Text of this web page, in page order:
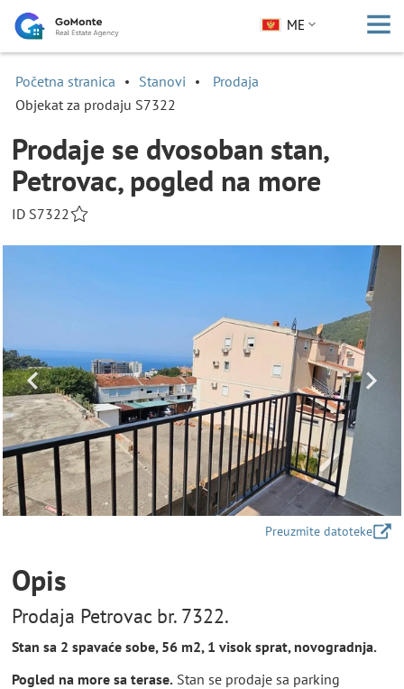
ME
Početna stranica Stanovi
Prodaja
Objekat za prodaju S7322
Prodaje se dvosoban stan,
Petrovac, pogled na more
ID S7322
Preuzmite datoteke
Opis
Prodaja Petrovac br. 7322.
Stan sa 2 spavaće sobe, 56 m2, 1 visok sprat, novogradnja.
Pogled na more sa terase. Stan se prodaje sa parking